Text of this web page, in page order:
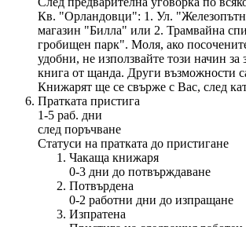
Кв. "Орландовци": 1. Ул.
магазин "Билла" или 2. Трамвайна
гробищен парк". Моля, ако
удобни, не използвайте този начин за
книга от щанда. Други възможности
Книжарят ще се свърже с Вас, след
Пратката пристига
1-5 раб. дни
след поръчване
Статуси на пратката до пристигане
Чакаща книжаря
0-3 дни до потвърждаване
Потвърдена
0-2 работни дни до изпращане
Изпратена